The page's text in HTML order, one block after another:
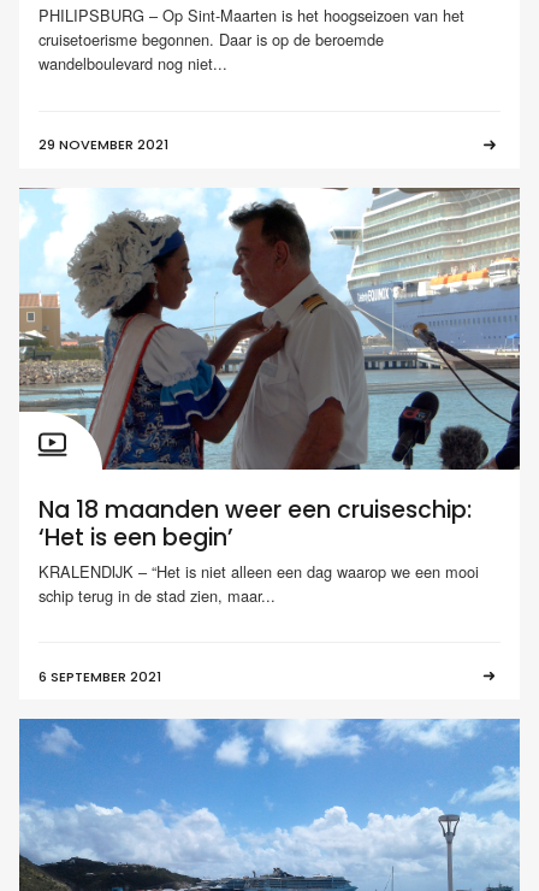
PHILIPSBURG – Op Sint-Maarten is het hoogseizoen van het
cruisetoerisme begonnen. Daar is op de beroemde
wandelboulevard nog niet...
29 NOVEMBER 2021
Na 18 maanden weer een cruiseschip:
‘Het is een begin’
KRALENDIJK – “Het is niet alleen een dag waarop we een mooi
schip terug in de stad zien, maar...
6 SEPTEMBER 2021